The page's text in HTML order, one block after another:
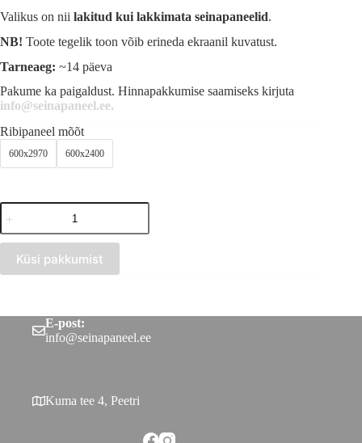
Valikus on nii lakitud kui lakkimata seinapaneelid.
NB! Toote tegelik toon võib erineda ekraanil kuvatust.
Tarneaeg: ~14 päeva
Pakume ka paigaldust. Hinnapakkumise saamiseks kirjuta
info@seinapaneel.ee.
Ribipaneel mõõt
600x2970 600x2400
Lamineeritud
seinapaneel
naturaalne
kogusKüsi pakkumist
E-post:
info@seinapaneel.ee
Kuma tee 4, Peetri